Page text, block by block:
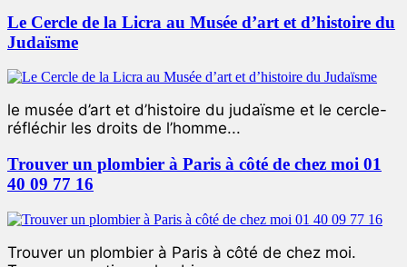
Le Cercle de la Licra au Musée d’art et d’histoire du
Judaïsme
le musée d’art et d’histoire du judaïsme et le cercle-
réfléchir les droits de l’homme...
Trouver un plombier à Paris à côté de chez moi 01
40 09 77 16
Trouver un plombier à Paris à côté de chez moi.